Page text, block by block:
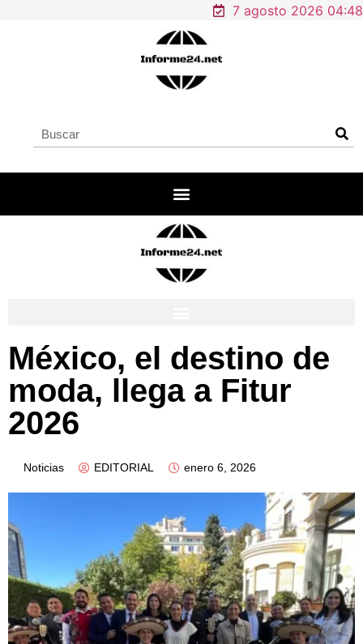
7 agosto 2026 04:48
México, el destino de
moda, llega a Fitur
2026
Noticias EDITORIAL enero 6, 2026